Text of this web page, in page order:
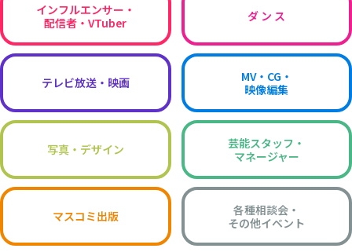
インフルエンサー・
配信者・VTuber
ダ ン ス
テレビ放送・映画
MV・CG・
映像編集
写真・デザイン
芸能スタッフ・
マネージャー
マスコミ出版
各種相談会・
その他イベント